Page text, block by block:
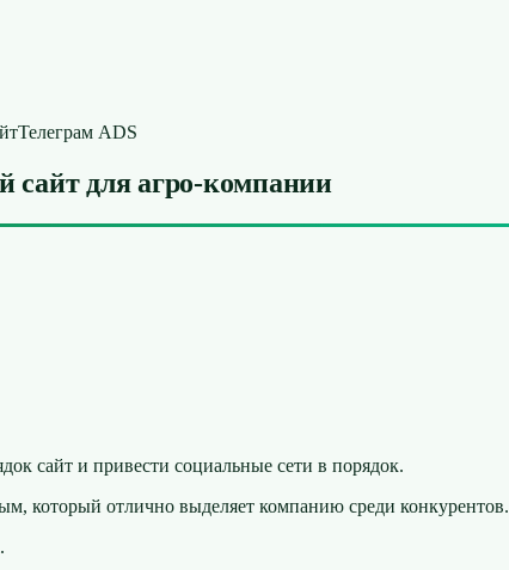
Телеграм ADS
сайт для агро-компании
сайт и привести социальные сети в порядок.
который отлично выделяет компанию среди конкурентов.